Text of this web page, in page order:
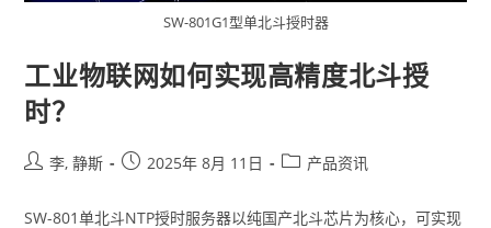
SW-801G1型单北斗授时器
工业物联网如何实现高精度北斗授
时？
李, 静斯 2025年 8月 11日 产品资讯
SW-801单北斗NTP授时服务器以纯国产北斗芯片为核心，可实现